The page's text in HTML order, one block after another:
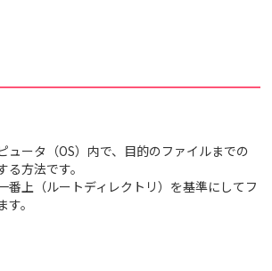
名前や連絡先、会員IDを入力しないでください。
ュータ（OS）内で、目的のファイルまでの
方法です。
番上（ルートディレクトリ）を基準にしてフ
。